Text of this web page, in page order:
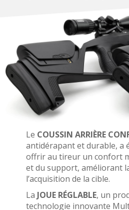
Le COUSSIN ARRIÈRE
antidérapant et durable, a
offrir au tireur un confort
et du support, améliorant
l’acquisition de la cible.
La JOUE RÉGLABLE, un
technologie innovante